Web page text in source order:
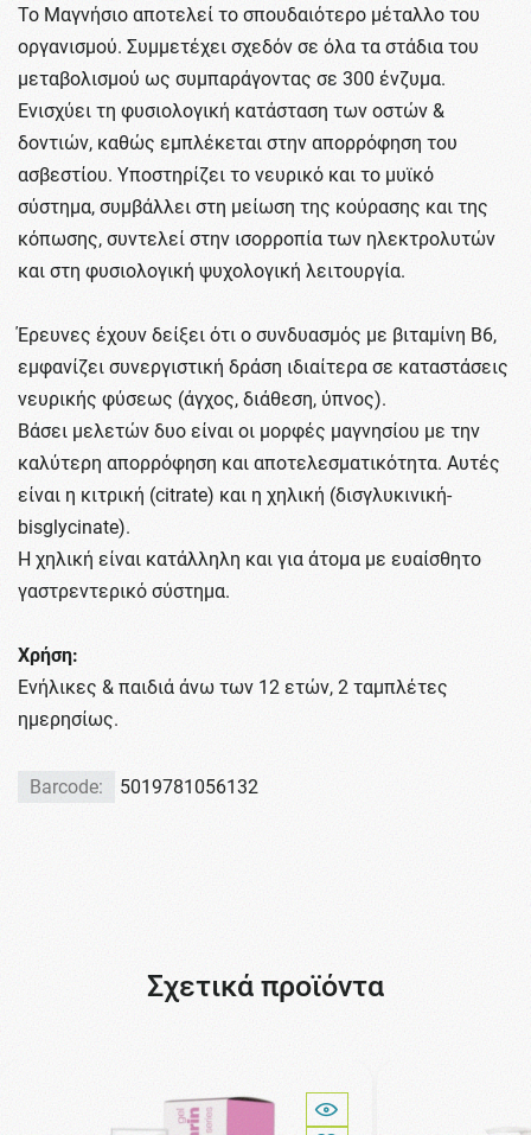
Το Μαγνήσιο αποτελεί το σπουδαιότερο μέταλλο του
οργανισμού. Συμμετέχει σχεδόν σε όλα τα στάδια του
μεταβολισμού ως συμπαράγοντας σε 300 ένζυμα.
Ενισχύει τη φυσιολογική κατάσταση των οστών &
δοντιών, καθώς εμπλέκεται στην απορρόφηση του
ασβεστίου. Υποστηρίζει το νευρικό και το μυϊκό
σύστημα, συμβάλλει στη μείωση της κούρασης και της
κόπωσης, συντελεί στην ισορροπία των ηλεκτρολυτών
και στη φυσιολογική ψυχολογική λειτουργία.
Έρευνες έχουν δείξει ότι ο συνδυασμός με βιταμίνη Β6,
εμφανίζει συνεργιστική δράση ιδιαίτερα σε καταστάσεις
νευρικής φύσεως (άγχος, διάθεση, ύπνος).
Βάσει μελετών δυο είναι οι μορφές μαγνησίου με την
καλύτερη απορρόφηση και αποτελεσματικότητα. Αυτές
είναι η κιτρική (citrate) και η χηλική (δισγλυκινική-
bisglycinate).
Η χηλική είναι κατάλληλη και για άτομα με ευαίσθητο
γαστρεντερικό σύστημα.
Χρήση:
Ενήλικες & παιδιά άνω των 12 ετών, 2 ταμπλέτες
ημερησίως.
Barcode: 5019781056132
Σχετικά προϊόντα